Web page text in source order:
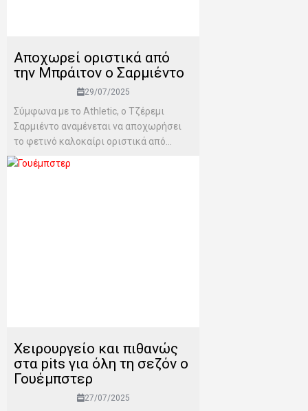
Αποχωρεί οριστικά από
την Μπράιτον ο Σαρμιέντο
29/07/2025
Σύμφωνα με το Athletic, o Τζέρεμι
Σαρμιέντο αναμένεται να αποχωρήσει
το φετινό καλοκαίρι οριστικά από...
Χειρουργείο και πιθανώς
στα pits για όλη τη σεζόν ο
Γουέμπστερ
27/07/2025